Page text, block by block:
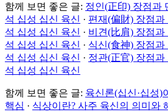
함께 보면 좋은 글: 정인(正印) 장점과
석 십성 십신 육신 · 편재(偏財) 장점
석 십성 십신 육신 · 비견(比肩) 장점
석 십성 십신 육신 · 식신(食神) 장점
석 십성 십신 육신 · 정관(正官) 장점
석 십성 십신 육신
함께 보면 좋은 글: 육신론(십신·십성)
핵심 · 식상이란? 사주 육신의 의미와